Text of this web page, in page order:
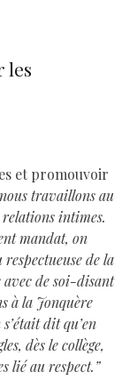
les
et promouvoir
travaillons au
intimes.
mandat, on
de la
avec de soi-disant
à la Jonquère
dit qu’en
dès le collège,
lié au respect.”